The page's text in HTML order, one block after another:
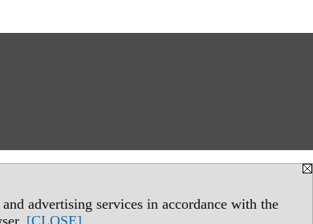
advertising services in accordance with the
[CLOSE]